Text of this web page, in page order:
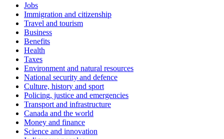
Jobs
Immigration and citizenship
Travel and tourism
Business
Benefits
Health
Taxes
Environment and natural resources
National security and defence
Culture, history and sport
Policing, justice and emergencies
Transport and infrastructure
Canada and the world
Money and finance
Science and innovation